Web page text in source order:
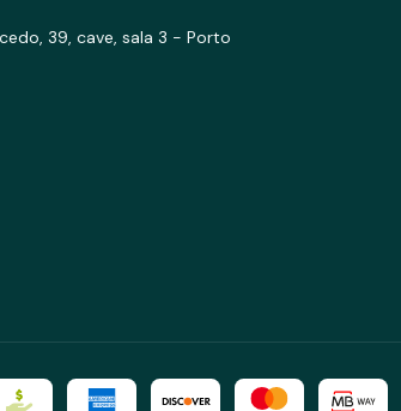
39, cave, sala 3 - Porto